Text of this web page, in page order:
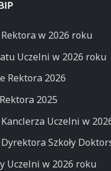
w 2026 roku
Uczelni w 2026 roku
Rektora 2026
2025
Uczelni w
Szkoły
Uczelni w 2026 roku